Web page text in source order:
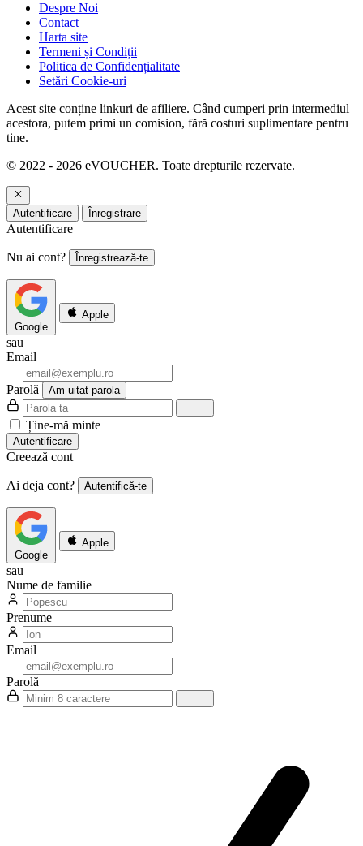
Despre Noi
Contact
Harta site
Termeni și Condiții
Politica de Confidențialitate
Setări Cookie-uri
Acest site conține linkuri de afiliere. Când cumperi prin intermediul
acestora, putem primi un comision, fără costuri suplimentare pentru
tine.
© 2022 - 2026 eVOUCHER. Toate drepturile rezervate.
Autentificare Înregistrare
Autentificare
Nu ai cont? Înregistrează-te
Google
Apple
sau
Email
Parolă Am uitat parola
Ține-mă minte
Autentificare
Creează cont
Ai deja cont? Autentifică-te
Google
Apple
sau
Nume de familie
Prenume
Email
Parolă